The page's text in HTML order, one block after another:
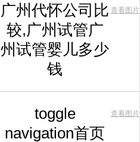
广州代怀公司比
较,广州试管广
州试管婴儿多少
钱
查看图片
toggle
navigation首页
查看图片